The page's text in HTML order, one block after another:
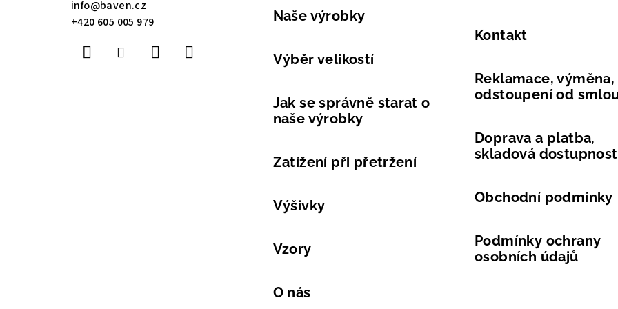
info@baven.cz
+420 605 005 979
Naše výrobky
Výběr velikostí
Jak se správně starat o
naše výrobky
Zatížení při přetržení
Výšivky
Vzory
O nás
Kontakt
Reklamace, výměna,
odstoupení od
Doprava a platba,
skladová dostupnost
Obchodní podmínky
Podmínky ochrany
osobních údajů